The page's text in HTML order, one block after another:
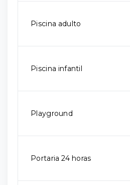
Piscina adulto
Piscina infantil
Playground
Portaria 24 horas